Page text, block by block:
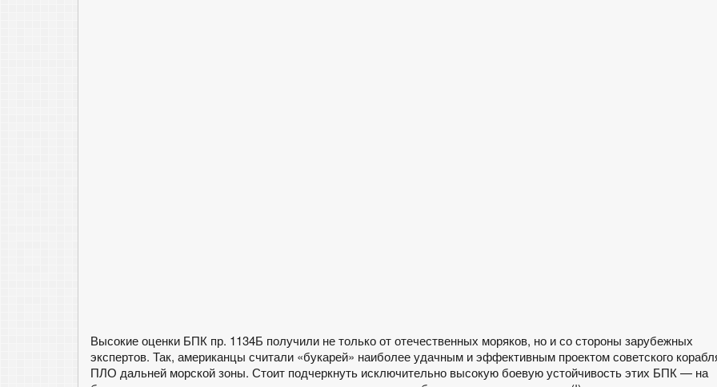
Высокие оценки БПК пр. 1134Б получили не только от отечественных моряков, но и со стороны зарубежных
экспертов. Так, американцы считали «букарей» наиболее удачным и эффективным проектом советского
ПЛО дальней морской зоны. Стоит подчеркнуть исключительно высокую боевую устойчивость этих БПК — на